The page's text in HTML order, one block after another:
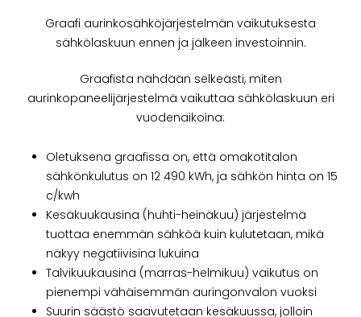
Graafi aurinkosähköjärjestelmän vaikutuksesta
sähkölaskuun ennen ja jälkeen investoinnin.
Graafista nähdään selkeästi, miten
aurinkopaneelijärjestelmä vaikuttaa sähkölaskuun eri
vuodenaikoina:
Oletuksena graafissa on, että omakotitalon
sähkönkulutus on 12 490 kWh, ja sähkön hinta on 15
c/kwh
Kesäkuukausina (huhti-heinäkuu) järjestelmä
tuottaa enemmän sähköä kuin kulutetaan, mikä
näkyy negatiivisina lukuina
Talvikuukausina (marras-helmikuu) vaikutus on
pienempi vähäisemmän auringonvalon vuoksi
Suurin säästö saavutetaan kesäkuussa, jolloin